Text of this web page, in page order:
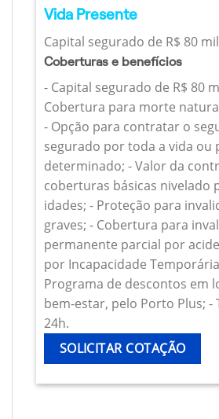
Vida Presente
Capital segurado de R$ 80
Coberturas e benefícios
- Capital segurado de R$ 80
Cobertura para morte
- Opção para contratar o
segurado por toda a vida ou
determinado; - Valor da
coberturas básicas nivelado
idades; - Proteção para
graves; - Cobertura para
permanente parcial por
por Incapacidade
Programa de descontos em
bem-estar, pelo Porto Plus; -
24h.
SOLICITAR COTAÇÃO